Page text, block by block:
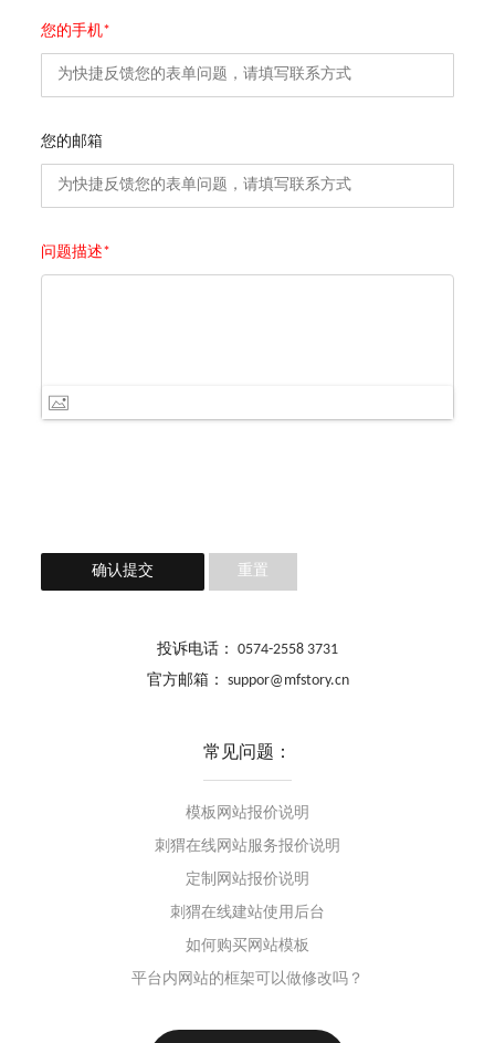
您的手机*
您的邮箱
问题描述*
确认提交 重置
投诉电话： 0574-2558 3731
官方邮箱： suppor@mfstory.cn
常见问题：
模板网站报价说明
刺猬在线网站服务报价说明
定制网站报价说明
刺猬在线建站使用后台
如何购买网站模板
平台内网站的框架可以做修改吗？